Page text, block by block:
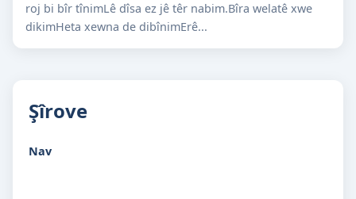
roj bi bîr tînimLê dîsa ez jê têr nabim.Bîra welatê xwe
dikimHeta xewna de dibînimErê...
Şîrove
Nav